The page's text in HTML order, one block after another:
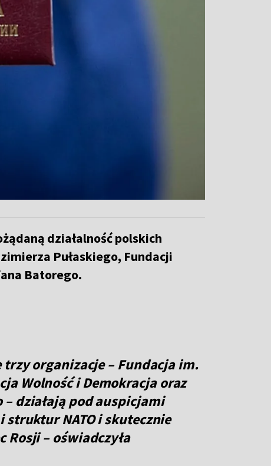
działalność polskich
Pułaskiego, Fundacji
Batorego.
organizacje – Fundacja im.
Wolność i Demokracja oraz
działają pod auspicjami
NATO i skutecznie
– oświadczyła